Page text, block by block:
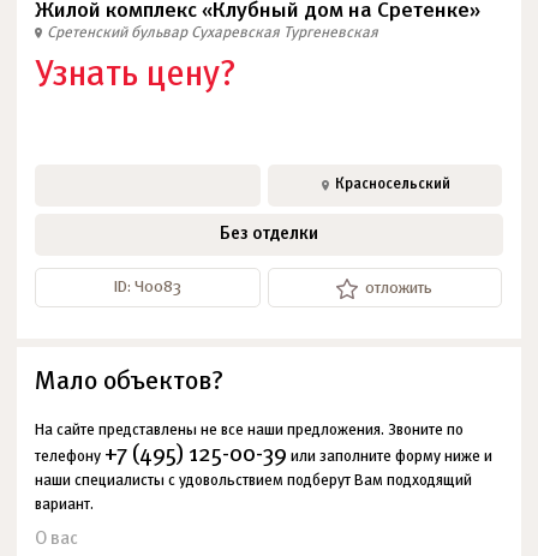
Жилой комплекс «Клубный дом на Сретенке»
Сретенский бульвар Сухаревская Тургеневская
Узнать цену?
Красносельский
Без отделки
ID: Ч0083 отложить
Мало объектов?
На сайте представлены не все наши предложения. Звоните по
телефону +7 (495) 125-00-39 или заполните форму ниже и
наши специалисты с удовольствием подберут Вам подходящий
вариант.
О вас